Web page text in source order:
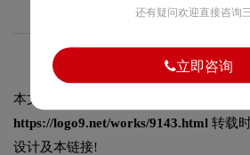
本文标题和链接
https://logo9.net/works/9143.html 转载
设计及本链接!
还有疑问欢迎直接咨询
立即咨询